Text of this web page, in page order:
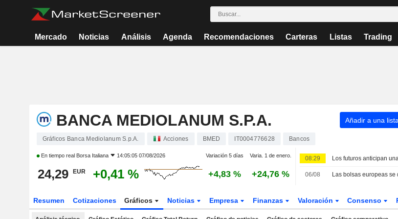
Mercado Noticias Análisis Agenda Recomendaciones Carteras Listas Trading
BANCA MEDIOLANUM S.P.A. Añadir a una lista
Gráficos Banca Mediolanum S.p.A. Acciones BMED IT0004776628 Bancos
En tiempo real Borsa Italiana 14:05:05 07/08/2026 Variación 5 días Varia. 1 de enero.
24,29 EUR +0,41 % +4,83 % +24,76 %
08:29
06/08
Resumen Cotizaciones Gráficos Noticias Empresa Finanzas Valoración Consenso